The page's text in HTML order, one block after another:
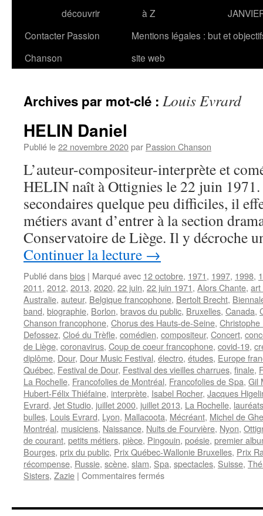
découvrir
à Z
Contacter Passion
Chanson
Mentions légales : but et
site web
Archives par mot-clé : Louis Evrard
HELIN Daniel
Publié le22 novembre 2020par Passion Chanson
L’auteur-compositeur-interprète et
HELIN naît à Ottignies le 22 juin 1971.
secondaires quelque peu difficiles, il
métiers avant d’entrer à la section
Conservatoire de Liège. Il y décroche
Continuer la lecture →
Publié dansbios | Marqué avec 12 octobre, 1971, 1997, 1998,
2011, 2012, 2013, 2020, 22 juin, 22 juin 1971, Alors Chante, art
Australie, auteur, Belgique francophone, Bertolt Brecht,
band, biographie, Borlon, bravos du public, Bruxelles, Canada,
Chanson francophone, Chorus des Hauts-de-Seine, Christophe
Defossez, Cloé du Trèfle, comédien, compositeur, Concert,
de Liège, coronavirus, Coup de coeur francophone, covid-19,
diplôme, Dour, Dour Music Festival, électro, études, Europe
Québec, Festival de Dour, Festival des vieilles charrues, finale,
La Rochelle, Francofolies de Montréal, Francofolies de Spa, Gil
Hubert-Félix Thiéfaine, interprète, Isabel Rocher, Jacques
Evrard, Jet Studio, juillet 2000, juillet 2013, La Rochelle, lauréats
bulles, Louis Evrard, Lyon, Mallacoota, Mécréant, Michel de
Montréal, musiciens, Naissance, Nuits de Fourvière, Nyon,
de courant, petits métiers, pièce, Pingouin, poésie, premier
Bourges, prix du public, Prix Québec-Wallonie Bruxelles, Prix
récompense, Russie, scène, slam, Spa, spectacles, Suisse,
Sisters, Zazie | Commentaires ferméssur